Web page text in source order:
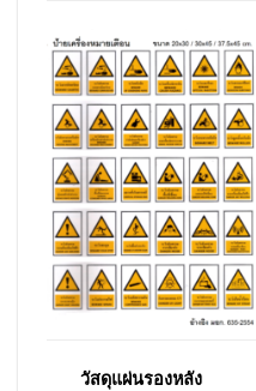
วัสดุแผ่นรองหลัง